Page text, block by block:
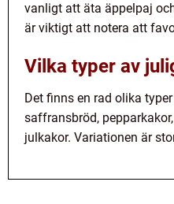
vanligt att äta äppelpaj
är viktigt att notera att
Vilka typer av
Det finns en rad olika
saffransbröd,
julkakor. Variationen är